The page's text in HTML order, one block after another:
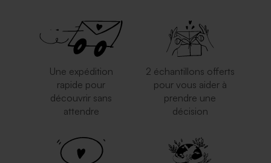
Une expédition
rapide pour
découvrir sans
attendre
2 échantillons offerts
pour vous aider à
prendre une
décision